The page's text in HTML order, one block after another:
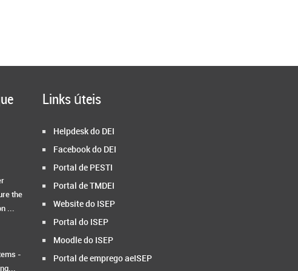
the
...
-
Links úteis
Helpdesk do DEI
Facebook do DEI
Portal de PESTI
Portal de TMDEI
Website do ISEP
Portal do ISEP
Moodle do ISEP
Portal de emprego aeISEP